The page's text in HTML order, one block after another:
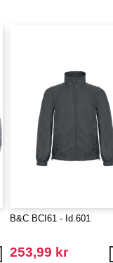
B&C BCI61 - Id.601
253,99 kr